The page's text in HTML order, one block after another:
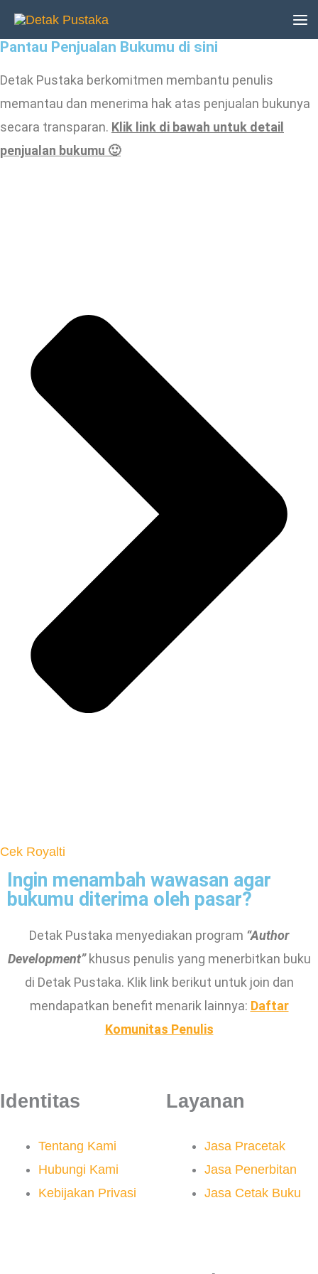
Lewati
Pantau Penjualan Bukumu di sini
Detak Pustaka berkomitmen membantu penulis
memantau dan menerima hak atas penjualan bukunya
secara transparan. Klik link di bawah untuk detail
penjualan bukumu 🙂
Cek Royalti
Ingin menambah wawasan agar
bukumu diterima oleh pasar?
Detak Pustaka menyediakan program “Author
Development”khusus penulis yang menerbitkan buku
di Detak Pustaka. Klik link berikut untuk join dan
mendapatkan benefit menarik lainnya: Daftar
Komunitas Penulis
Identitas
Tentang Kami
Hubungi Kami
Kebijakan Privasi
Layanan
Jasa Pracetak
Jasa Penerbitan
Jasa Cetak Buku